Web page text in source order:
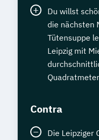
Du willst
die nächsten
Tütensuppe
Leipzig mit
Contra
Die Leipziger